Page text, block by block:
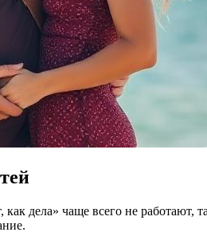
дела» чаще всего не работают,